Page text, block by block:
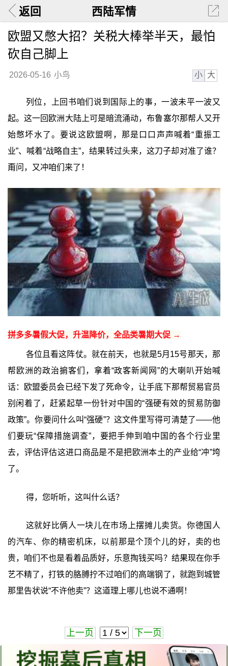
返回 西陆军情
欧盟又憋大招？关税大棒举半天，最怕
砍自己脚上
2026-05-16 小鸟 小 大
列位，上回书咱们说到国际上的事，一波未平一波又
起。这一回欧洲大陆上可是暗流涌动，布鲁塞尔那帮人又开
始憋坏水了。要说这欧盟啊，那是口口声声喊着“重振工
业”、喊着“战略自主”，结果转过头来，这刀子却对准了谁？
甭问，又冲咱们来了！
拼多多暑假大促，升温降价，全品类暑期大促 →
各位且看这阵仗。就在前天，也就是5月15号那天，那
帮欧洲的政治掮客们，拿着“政客新闻网”的大喇叭开始喊
话：欧盟委员会已经下发了死命令，让手底下那帮贸易官员
别闲着了，赶紧起草一份针对中国的“强硬有效的贸易防御
政策”。你要问什么叫“强硬”？这文件里写得可清楚了——他
们要玩“保障措施调查”，要把手伸到咱中国的各个行业里
去，评估评估这进口商品是不是把欧洲本土的产业给“冲”垮
了。
得，您听听，这叫什么话？
这就好比俩人一块儿在市场上摆摊儿卖货。你德国人
的汽车、你的精密机床，以前那是个顶个儿的好，卖的也
贵，咱们不也是看着品质好，乐意掏钱买吗？结果现在你手
艺不精了，打铁的胳膊拧不过咱们的高端钢了，就跑到城管
那里告状说“不许他卖”？这道理上哪儿也说不通啊！
上一页 下一页